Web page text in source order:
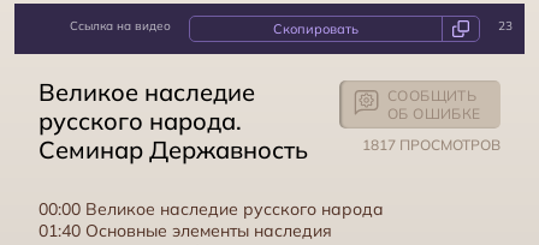
Ссылка на видео 23
Великое наследие
русского народа.
Семинар Державность
СООБЩИТЬ
ОБ ОШИБКЕ
1817 ПРОСМОТРОВ
00:00 Великое наследие русского народа
01:40 Основные элементы наследия